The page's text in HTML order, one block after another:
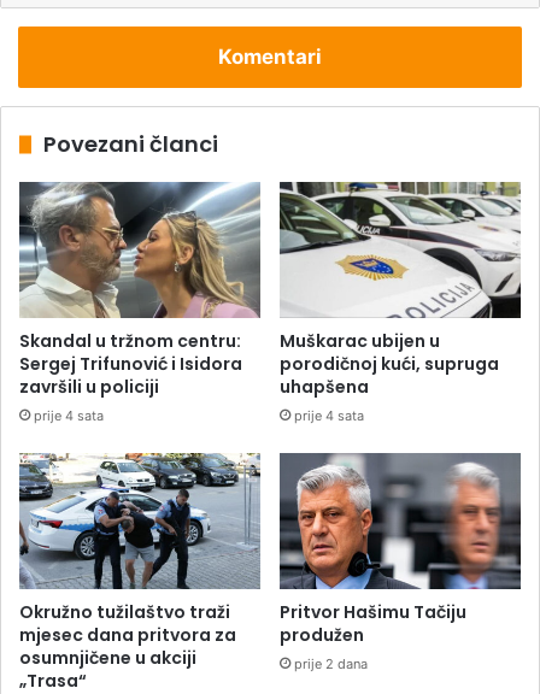
Komentari
Povezani članci
Skandal u tržnom centru:
Sergej Trifunović i Isidora
završili u policiji
prije 4 sata
Muškarac ubijen u
porodičnoj kući, supruga
uhapšena
prije 4 sata
Okružno tužilaštvo traži
mjesec dana pritvora za
osumnjičene u akciji
„Trasa“
Pritvor Hašimu Tačiju
produžen
prije 2 dana